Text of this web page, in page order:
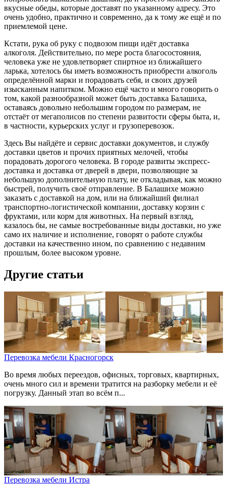
вкусные обеды, которые доставят по указанному адресу. Это
очень удобно, практично и современно, да к тому же ещё и по
приемлемой цене.
Кстати, рука об руку с подвозом пищи идёт доставка
алкоголя. Действительно, по мере роста благосостояния,
человека уже не удовлетворяет спиртное из ближайшего
ларька, хотелось бы иметь возможность приобрести алкоголь
определённой марки и порадовать себя, и своих друзей
изысканным напитком. Можно ещё часто и много говорить о
том, какой разнообразной может быть доставка Балашиха,
оставаясь довольно небольшим городом по размерам, не
отстаёт от мегаполисов по степени развитости сферы быта, и,
в частности, курьерских услуг и грузоперевозок.
Здесь Вы найдёте и сервис доставки документов, и службу
доставки цветов и прочих приятных мелочей, чтобы
порадовать дорогого человека. В городе развиты экспресс-
доставка и доставка от дверей в двери, позволяющие за
небольшую дополнительную плату, не откладывая, как можно
быстрей, получить своё отправление. В Балашихе можно
заказать с доставкой на дом, или на ближайший филиал
транспортно-логистической компании, доставку корзин с
фруктами, или корм для животных. На первый взгляд,
казалось бы, не самые востребованные виды доставки, но уже
само их наличие и исполнение, говорят о работе службы
доставки на качественно ином, по сравнению с недавним
прошлым, более высоком уровне.
Другие статьи
Перевозка мебели Красногорск
Во время любых переездов, офисных, торговых, квартирных,
очень много сил и времени тратится на разборку мебели и её
погрузку. Данный этап во всём п...
Перевозка мебели Истра